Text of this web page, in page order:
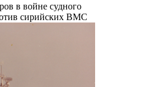
в войне судного
сирийских ВМС